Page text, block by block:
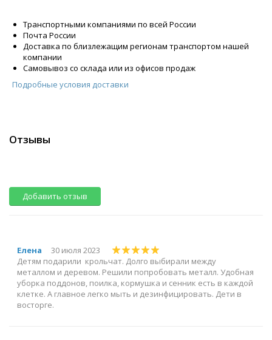
Транспортными компаниями по всей России
Почта России
Доставка по близлежащим регионам транспортом нашей
компании
Самовывоз со склада или из офисов продаж
Подробные условия доставки
Отзывы
Добавить отзыв
Елена
30 июля 2023
Детям подарили крольчат. Долго выбирали между
металлом и деревом. Решили попробовать металл. Удобная
уборка поддонов, поилка, кормушка и сенник есть в каждой
клетке. А главное легко мыть и дезинфицировать. Дети в
восторге.